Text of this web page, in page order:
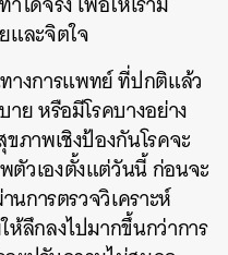
และจิตใจ
างการแพทย์ ที่ปกติแล้ว
ย หรือมีโรคบางอย่าง
ภาพเชิงป้องกันโรคจะ
วเองตั้งแต่วันนี้ ก่อนจะ
นการตรวจวิเคราะห์
ลึกลงไปมากขึ้นกว่าการ